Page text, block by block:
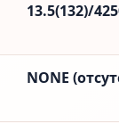
13.5(132)/
NONE